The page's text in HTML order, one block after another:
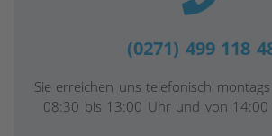
(0271) 499 118
Sie erreichen uns telefonisch
08:30 bis 13:00 Uhr und von